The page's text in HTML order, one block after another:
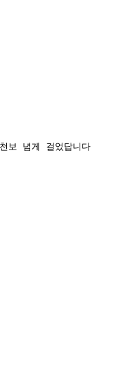
보 념게 걸었답니다